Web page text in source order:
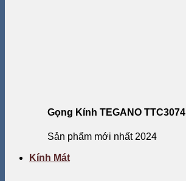
Gọng Kính TEGANO TTC3074
Sản phẩm mới nhất 2024
Kính Mát